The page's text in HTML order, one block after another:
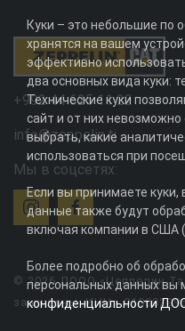
+992 44 625 11 22
info@zeppelin.tj
Мы в соцсетях:
© 2026 ДООО «Цеппелин
защищены. ИНН -
Куки – это небольшие по
хранятся на вашем
эффективно
два основных вида куки:
Технические куки
сайт и от них
выбрать, какие
использоваться при
Если вы принимаете
данные также будут
включая компании в США
Более подробно об
персональных данных вы
конфиденциальности